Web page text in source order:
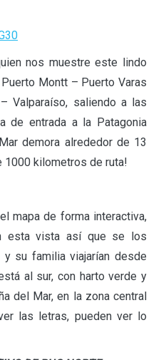
nos muestre este lindo
Montt – Puerto Varas
Valparaíso, saliendo a las
de entrada a la Patagonia
demora alrededor de 13
1000 kilometros de ruta!
mapa de forma interactiva,
esta vista así que se los
y su familia viajarían desde
al sur, con harto verde y
del Mar, en la zona central
las letras, pueden ver lo